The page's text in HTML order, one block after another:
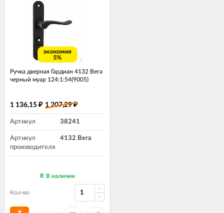
экономия
5%
Ручка дверная Гардиан 4132 Вега
черный муар 124:1:54(9005)
1 136,15 ₽ 1 207,29₽
Артикул 38241
Артикул
производителя
4132 Вега
В наличии
Кол-во